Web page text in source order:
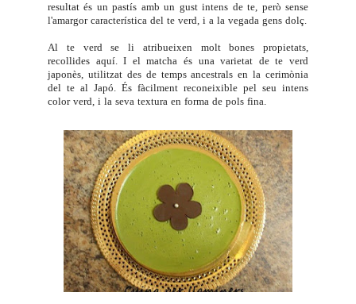
resultat és un pastís amb un gust intens de te, però sense
l'amargor característica del te verd, i a la vegada gens dolç.
Al te verd se li atribueixen molt bones propietats,
recollides aquí. I el matcha és una varietat de te verd
japonès, utilitzat des de temps ancestrals en la cerimònia
del te al Japó. És fàcilment reconeixible pel seu intens
color verd, i la seva textura en forma de pols fina.